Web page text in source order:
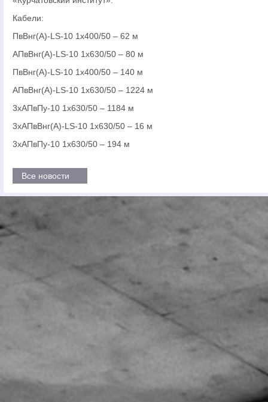
Кабели:
ПвВнг(А)-LS-10 1х400/50 – 62 м
АПвВнг(А)-LS-10 1х630/50 – 80 м
ПвВнг(А)-LS-10 1х400/50 – 140 м
АПвВнг(А)-LS-10 1х630/50 – 1224 м
3хАПвПу-10 1х630/50 – 1184 м
3хАПвВнг(А)-LS-10 1х630/50 – 16 м
3хАПвПу-10 1х630/50 – 194 м
Все новости